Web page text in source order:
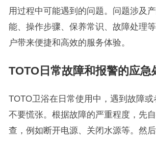
用过程中可能遇到的问题。问题涉及
能、操作步骤、保养常识、故障处理
户带来便捷和高效的服务体验。
TOTO日常故障和报警的应急
TOTO卫浴在日常使用中，遇到故障
不要慌张。根据故障的严重程度，先
查，例如断开电源、关闭水源等。然